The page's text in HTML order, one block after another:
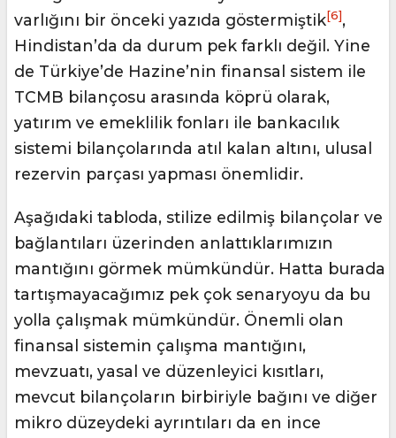
varlığını bir önceki yazıda göstermiştik[6],
Hindistan’da da durum pek farklı değil. Yine
de Türkiye’de Hazine’nin finansal sistem ile
TCMB bilançosu arasında köprü olarak,
yatırım ve emeklilik fonları ile bankacılık
sistemi bilançolarında atıl kalan altını, ulusal
rezervin parçası yapması önemlidir.
Aşağıdaki tabloda, stilize edilmiş bilançolar ve
bağlantıları üzerinden anlattıklarımızın
mantığını görmek mümkündür. Hatta burada
tartışmayacağımız pek çok senaryoyu da bu
yolla çalışmak mümkündür. Önemli olan
finansal sistemin çalışma mantığını,
mevzuatı, yasal ve düzenleyici kısıtları,
mevcut bilançoların birbiriyle bağını ve diğer
mikro düzeydeki ayrıntıları da en ince